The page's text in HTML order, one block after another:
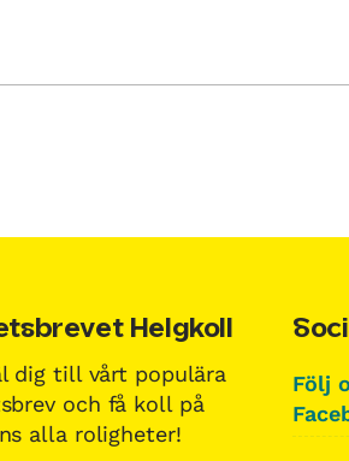
Helgkoll
dig till vårt populära
och få koll på
alla roligheter!
Följ